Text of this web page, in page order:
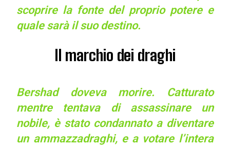
scoprire la fonte del proprio potere e
quale sarà il suo destino.
Il marchio dei draghi
Bershad doveva morire. Catturato
mentre tentava di assassinare un
nobile, è stato condannato a diventare
un ammazzadraghi, e a votare l’intera